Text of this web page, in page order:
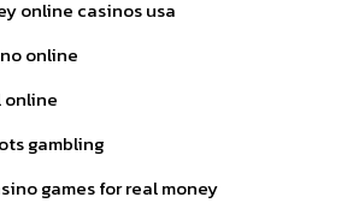
online casinos usa
online
gambling
games for real money